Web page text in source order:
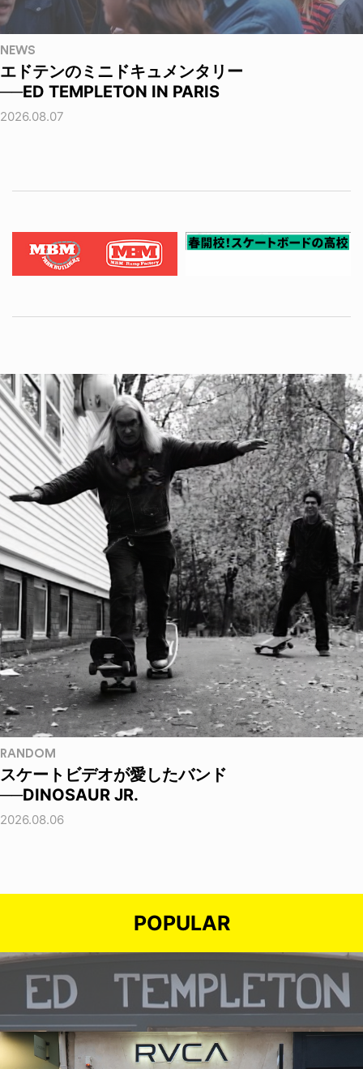
NEWS
エドテンのミニドキュメンタリー
──ED TEMPLETON IN PARIS
2026.08.07
RANDOM
スケートビデオが愛したバンド
──DINOSAUR JR.
2026.08.06
POPULAR